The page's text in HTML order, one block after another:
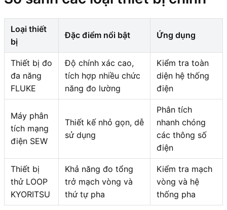
Loại thiết
bị
Đặc điểm nổi bật Ứng dụng
Thiết bị đo
đa năng
FLUKE
Độ chính xác cao,
tích hợp nhiều chức
năng đo lường
Kiểm tra toàn
diện hệ thống
điện
Máy phân
tích mạng
điện SEW
Thiết kế nhỏ gọn, dễ
sử dụng
Phân tích
nhanh chóng
các thông số
điện
Thiết bị
thử LOOP
KYORITSU
Khả năng đo tổng
trở mạch vòng và
thứ tự pha
Kiểm tra mạch
vòng và hệ
thống pha